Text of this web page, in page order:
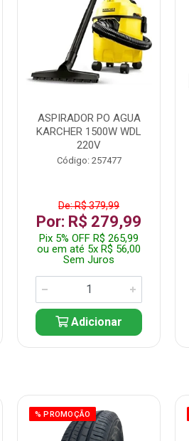
ASPIRADOR PO AGUA
KARCHER 1500W WDL
220V
Código: 257477
De: R$ 379,99
Por: R$ 279,99
Pix 5% OFF R$ 265,99
ou em até 5x R$ 56,00
Sem Juros
Adicionar
% PROMOÇÃO